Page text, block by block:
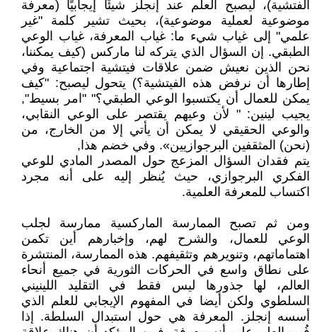
الفتشية)، ليصبح العلم عند إنجلز شيئًا إيجابيًا (معرفة
موضوعية لعملية موضوعية)، بحيث تشير كلمة "غير
علمي" إلى غياب شيء ما: غياب المعرفة، غياب الوعي
الطبقي. إن السؤال الذي يتركه لنا ماركس (كيف يمكننا،
نحن الذين نعيش ضمن علاقات فيتشية اجتماعية وفي
إطارها أن نرفض هذه الفيتشية؟) يتحول ليصبح: "كيف
يمكن للعمال أن يكتسبوا الوعي الطبقي؟" "امر بسيط",
يجيب لينين: " لأن وعيهم يقتصر على الوعي النقابي،
والوعي الحقيقي لا يمكن أن يأتي إلا من الخارج، من
(نحن) المثقفين البرجوازيين». وفي خضم هذا,
يتم فقدان السؤال المزعج حول المصدر المادي للوعي
الفكري البرجوازي، حيث يُنظر إليه على أنه مجرد
اكتساب للمعرفة العلمية.
ومن ثم تصبح الممارسة الماركسية ممارسة لجلب
الوعي للعمال، والشرح لهم، وإخبارهم أين تكمن
اهتماماتهم، وتنويرهم وتثقيفهم. هذه الممارسة، المنتشرة
على نطاق واسع في الحركات الثورية في جميع أنحاء
العالم، لها جذورها ليس فقط في التقليد اللينيني
السلطوي ولكن أيضا في المفهوم الإيجابي للعلم الذي
أسسه إنجلز. المعرفة هي حول استبدال السلطة. إذا